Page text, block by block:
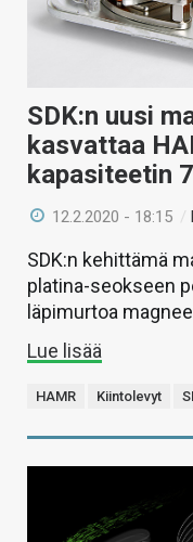
SDK:n uusi
kasvattaa
kapasiteetin
12.2.2020 - 18:15 /
SDK:n kehittämä
platina-seokseen
läpimurtoa
Lue lisää
HAMR Kiintolevyt